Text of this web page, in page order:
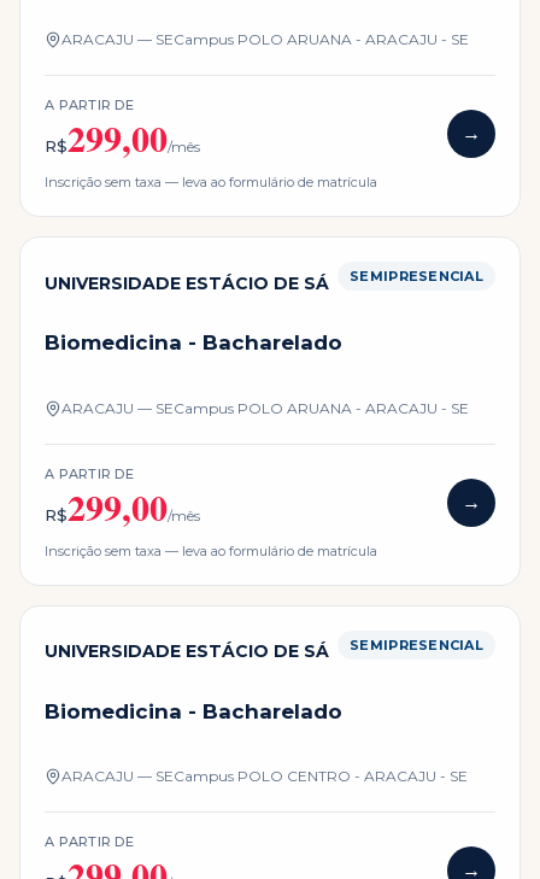
ARACAJU — SECampus POLO ARUANA - ARACAJU - SE
A PARTIR DE
R$299,00/mês
→
Inscrição sem taxa — leva ao formulário de matrícula
UNIVERSIDADE ESTÁCIO DE SÁ SEMIPRESENCIAL
Biomedicina - Bacharelado
ARACAJU — SECampus POLO ARUANA - ARACAJU - SE
A PARTIR DE
R$299,00/mês
→
Inscrição sem taxa — leva ao formulário de matrícula
UNIVERSIDADE ESTÁCIO DE SÁ SEMIPRESENCIAL
Biomedicina - Bacharelado
ARACAJU — SECampus POLO CENTRO - ARACAJU - SE
A PARTIR DE
→